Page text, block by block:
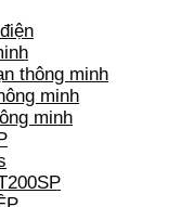
thông minh
minh
minh